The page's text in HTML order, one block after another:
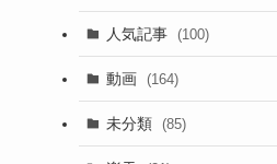
(105)
(186)
人気記事 (100)
動画 (164)
未分類 (85)